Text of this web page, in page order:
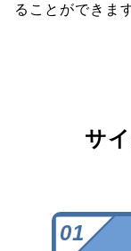
ることができま
サ